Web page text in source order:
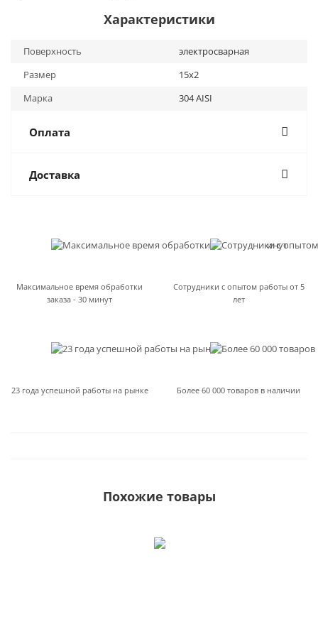
Характеристики
Поверхность
электросварная
Размер
15х2
Марка
304 AISI
Оплата
Доставка
Максимальное время обработки
заказа - 30 минут
Сотрудники с опытом работы от 5
лет
23 года успешной работы на рынке Более 60 000 товаров в наличии
Похожие товары